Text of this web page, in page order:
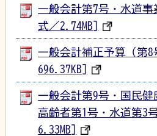
一般会計第7号・水道事
式／2.74MB]
一般会計補正予算（第8
696.37KB]
一般会計第9号・国民健
高齢者第1号・水道第3
6.33MB]